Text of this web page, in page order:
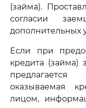
(займа).
согласии
дополнительных
Если при
кредита (займа)
оказываемая
лицом,